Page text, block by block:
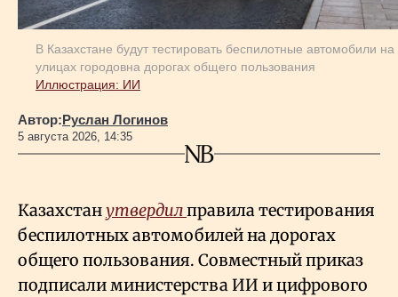
В Казахстане будут тестировать беспилотные автомобили на
улицах городовна дорогах общего пользования
Иллюстрация: ИИ
Автор:Руслан Логинов
5 августа 2026, 14:35
Казахстанутвердилправила тестирования
беспилотных автомобилей на дорогах
общего пользования. Совместный приказ
подписали министерства ИИ и цифрового